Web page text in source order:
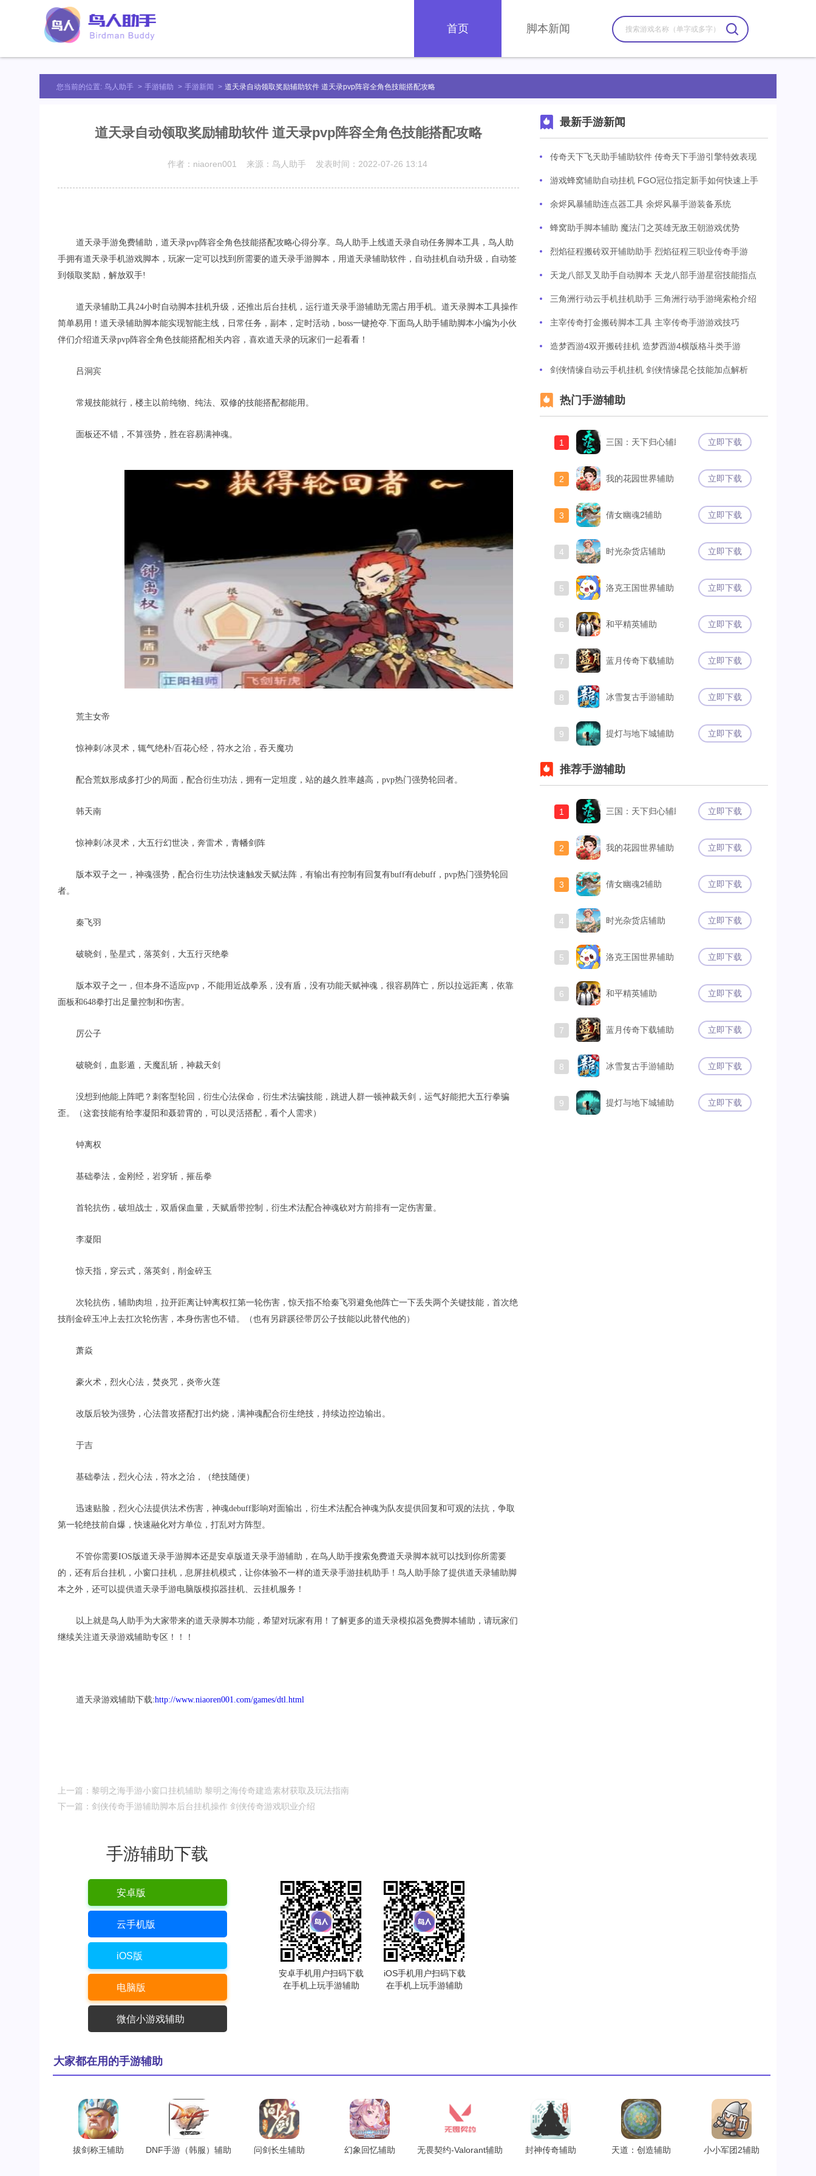
首页 脚本新闻
您当前的位置: 鸟人助手 > 手游辅助 > 手游新闻 > 道天录自动领取奖励辅助软件 道天录pvp阵容全角色技能搭配攻略
道天录自动领取奖励辅助软件 道天录pvp阵容全角色技能搭配攻略
作者：niaoren001 来源：鸟人助手 发表时间：2022-07-26 13:14
道天录手游免费辅助，道天录pvp阵容全角色技能搭配攻略心得分享。鸟人助手上线道天录自动任务脚本工具，鸟人助
手拥有道天录手机游戏脚本，玩家一定可以找到所需要的道天录手游脚本，用道天录辅助软件，自动挂机自动升级，自动签
到领取奖励，解放双手!
道天录辅助工具24小时自动脚本挂机升级， 还推出后台挂机，运行道天录手游辅助无需占用手机。 道天录脚本工具操作
简单易用！道天录辅助脚本能实现智能主线，日常任务，副本，定时活动， boss一键抢夺.下面鸟人助手辅助脚本小编为小伙
伴们介绍道天录pvp阵容全角色技能搭配相关内容，喜欢道天录的玩家们一起看看！
吕洞宾
常规技能就行，楼主以前纯物、纯法、双修的技能搭配都能用。
面板还不错，不算强势，胜在容易满神魂。
荒主女帝
惊神刺 /冰灵术，辄气绝朴/百花心经，符水之治，吞天魔功
配合荒奴形成多打少的局面，配合衍生功法，拥有一定坦度，站的越久胜率越高， pvp热门强势轮回者。
韩天南
惊神刺 /冰灵术，大五行幻世决，奔雷术，青幡剑阵
版本双子之一，神魂强势，配合衍生功法快速触发天赋法阵，有输出有控制有回复有buff有debuff ， pvp热门强势轮回
者。
秦飞羽
破晓剑，坠星式，落英剑，大五行灭绝拳
版本双子之一，但本身不适应pvp ，不能用近战拳系，没有盾，没有功能天赋神魂，很容易阵亡，所以拉远距离，依靠
面板和648拳打出足量控制和伤害。
厉公子
破晓剑，血影遁，天魔乱斩，神裁天剑
没想到他能上阵吧？刺客型轮回，衍生心法保命，衍生术法骗技能，跳进人群一顿神裁天剑，运气好能把大五行拳骗
歪。（这套技能有给李凝阳和聂碧霄的，可以灵活搭配，看个人需求）
钟离权
基础拳法，金刚经，岩穿斩，摧岳拳
首轮抗伤，破坦战士，双盾保血量，天赋盾带控制，衍生术法配合神魂砍对方前排有一定伤害量。
李凝阳
惊天指，穿云式，落英剑，削金碎玉
次轮抗伤，辅助肉坦，拉开距离让钟离权扛第一轮伤害，惊天指不给秦飞羽避免他阵亡一下丢失两个关键技能，首次绝
技削金碎玉冲上去扛次轮伤害，本身伤害也不错。（也有另辟蹊径带厉公子技能以此替代他的）
萧焱
豪火术，烈火心法，焚炎咒，炎帝火莲
改版后较为强势，心法普攻搭配打出灼烧，满神魂配合衍生绝技，持续边控边输出。
于吉
基础拳法，烈火心法，符水之治，（绝技随便）
迅速贴脸，烈火心法提供法术伤害，神魂debuff影响对面输出，衍生术法配合神魂为队友提供回复和可观的法抗，争取
第一轮绝技前自爆，快速融化对方单位，打乱对方阵型。
不管你需要IOS版道天录手游脚本还是安卓版道天录手游辅助，在鸟人助手搜索免费道天录脚本就可以找到你所需要
的，还有后台挂机，小窗口挂机，息屏挂机模式，让你体验不一样的道天录手游挂机助手！鸟人助手除了提供道天录辅助脚
本之外，还可以提供道天录手游电脑版模拟器挂机、云挂机服务！
以上就是鸟人助手为大家带来的道天录脚本功能，希望对玩家有用！ 了解更多的道天录模拟器免费脚本辅助，请玩家们
继续关注道天录游戏辅助专区！！！
道天录游戏辅助下载:http://www.niaoren001.com/games/dtl.html
上一篇：黎明之海手游小窗口挂机辅助 黎明之海传奇建造素材获取及玩法指南
下一篇：剑侠传奇手游辅助脚本后台挂机操作 剑侠传奇游戏职业介绍
手游辅助下载
安卓版
云手机版
iOS版
电脑版
微信小游戏辅助
安卓手机用户扫码下载
在手机上玩手游辅助
iOS手机用户扫码下载
在手机上玩手游辅助
最新手游新闻
传奇天下飞天助手辅助软件 传奇天下手游引擎特效表现
游戏蜂窝辅助自动挂机 FGO冠位指定新手如何快速上手
余烬风暴辅助连点器工具 余烬风暴手游装备系统
蜂窝助手脚本辅助 魔法门之英雄无敌王朝游戏优势
烈焰征程搬砖双开辅助助手 烈焰征程三职业传奇手游
天龙八部叉叉助手自动脚本 天龙八部手游星宿技能指点
三角洲行动云手机挂机助手 三角洲行动手游绳索枪介绍
主宰传奇打金搬砖脚本工具 主宰传奇手游游戏技巧
造梦西游4双开搬砖挂机 造梦西游4横版格斗类手游
剑侠情缘自动云手机挂机 剑侠情缘昆仑技能加点解析
热门手游辅助
1 三国：天下归心辅助 立即下载
2 我的花园世界辅助 立即下载
3 倩女幽魂2辅助 立即下载
4 时光杂货店辅助 立即下载
5 洛克王国世界辅助 立即下载
6 和平精英辅助 立即下载
7 蓝月传奇下载辅助 立即下载
8 冰雪复古手游辅助 立即下载
9 提灯与地下城辅助 立即下载
推荐手游辅助
1 三国：天下归心辅助 立即下载
2 我的花园世界辅助 立即下载
3 倩女幽魂2辅助 立即下载
4 时光杂货店辅助 立即下载
5 洛克王国世界辅助 立即下载
6 和平精英辅助 立即下载
7 蓝月传奇下载辅助 立即下载
8 冰雪复古手游辅助 立即下载
9 提灯与地下城辅助 立即下载
大家都在用的手游辅助
拔剑称王辅助 DNF手游（韩服）辅助 问剑长生辅助 幻象回忆辅助 无畏契约-Valorant辅助 封神传奇辅助 天道：创造辅助 小小军团2辅助